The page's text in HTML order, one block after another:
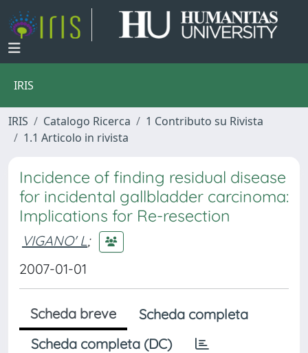
IRIS
IRIS Catalogo Ricerca
1 Contributo su Rivista
1.1 Articolo in rivista
Incidence of finding residual disease
for incidental gallbladder carcinoma:
Implications for Re-resection
VIGANO' L;
2007-01-01
Scheda breve
Scheda completa
Scheda completa (DC)